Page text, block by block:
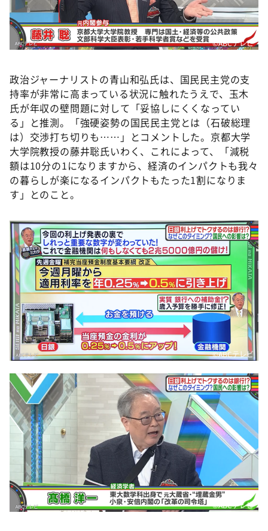
©ABCテレビ
政治ジャーナリストの青山和弘氏は、国民民主党の支
持率が非常に高まっている状況に触れたうえで、玉木
氏が年収の壁問題に対して「妥協しにくくなってい
る」と推測。「強硬姿勢の国民民主党とは（石破総理
は）交渉打ち切りも……」とコメントした。京都大学
大学院教授の藤井聡氏いわく、これによって、「減税
額は10分の1になりますから、経済のインパクトも我々
の暮らしが楽になるインパクトもたった1割になりま
す」とのこと。
©ABCテレビ
©ABCテレビ